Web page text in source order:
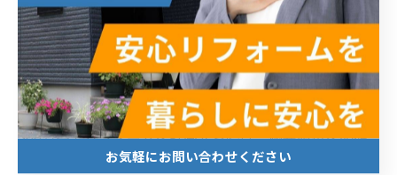
上も期待でき、築年数が経過した家でも長く住み続ける
基盤を作ることができます。
500万円でできるリフォーム内容の選び方
500万円でリフォームを計画する際は、優先順位を明確
にし、費用対効果の高い工事を選ぶことが大切です。ま
お気軽にお問い合わせください